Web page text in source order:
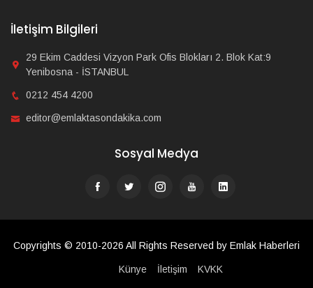
İletişim Bilgileri
29 Ekim Caddesi Vizyon Park Ofis Blokları 2. Blok Kat:9
Yenibosna - İSTANBUL
0212 454 4200
editor@emlaktasondakika.com
Sosyal Medya
Copyrights © 2010-2026 All Rights Reserved by Emlak Haberleri
Künye İletişim KVKK